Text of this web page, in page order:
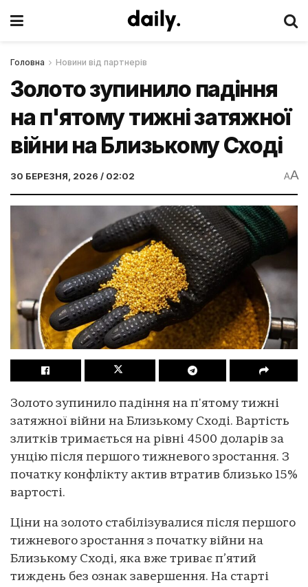
Головна Новини від партнерів
Золото зупинило падіння
на п'ятому тижні затяжної
війни на Близькому Сході
30 БЕРЕЗНЯ, 2026 / 02:02 AA
Золото зупинило падіння на п'ятому тижні
затяжної війни на Близькому Сході. Вартість
злитків тримається на рівні 4500 доларів за
унцію після першого тижневого зростання. З
початку конфлікту актив втратив близько 15%
вартості.
Ціни на золото стабілізувалися після першого
тижневого зростання з початку війни на
Близькому Сході, яка вже триває п’ятий
тиждень без ознак завершення. На старті